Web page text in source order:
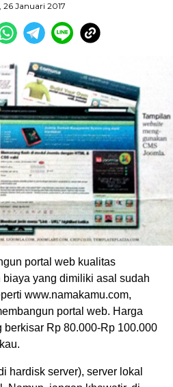
26 Januari 2017
portal web kualitas
yang dimiliki asal sudah
www.namakamu.com,
portal web. Harga
berkisar Rp 80.000-Rp 100.000
hardisk server), server lokal